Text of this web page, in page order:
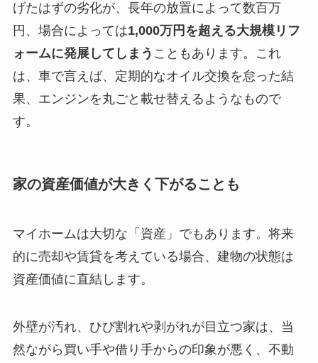
げたはずの劣化が、長年の放置によって数百万
円、場合によっては1,000万円を超える大規模リフ
ォームに発展してしまう こともあります。これ
は、車で言えば、定期的なオイル交換を怠った結
果、エンジンを丸ごと載せ替えるようなもので
す。
家の資産価値が大きく下がることも
マイホームは大切な「資産」でもあります。将来
的に売却や賃貸を考えている場合、建物の状態は
資産価値に直結します。
外壁が汚れ、ひび割れや剥がれが目立つ家は、当
然ながら買い手や借り手からの印象が悪く、不動